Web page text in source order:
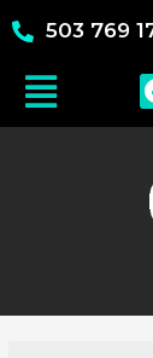
503 769